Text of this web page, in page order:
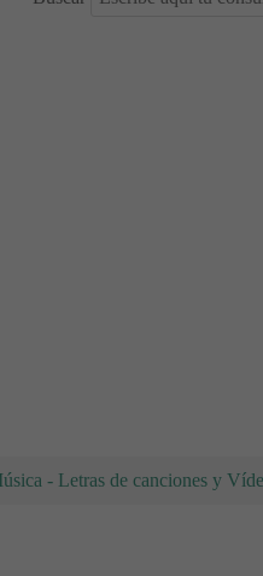
- Letras de canciones y